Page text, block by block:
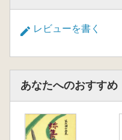
レビューを書く
あなたへのおすすめ